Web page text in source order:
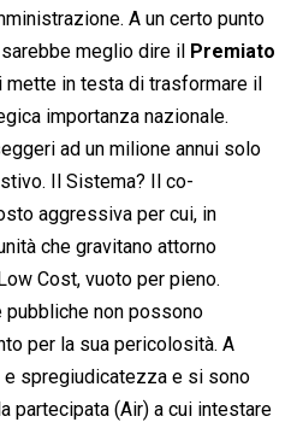
A un certo punto
meglio dire il Premiato
mette in testa di trasformare il
importanza nazionale.
ad un milione annui solo
Il Sistema? Il co-
aggressiva per cui, in
che gravitano attorno
Cost, vuoto per pieno.
non possono
per la sua pericolosità. A
e spregiudicatezza e si sono
partecipata (Air) a cui intestare